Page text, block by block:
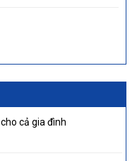
cả gia đình